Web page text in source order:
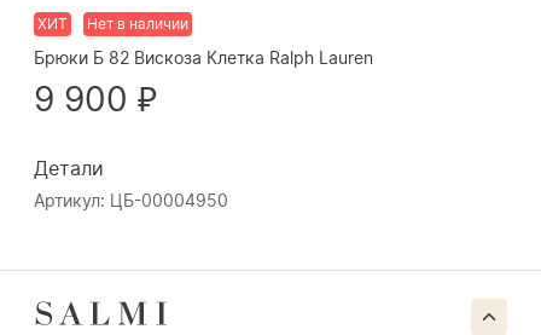
ХИТ Нет в наличии
Брюки Б 82 Вискоза Клетка Ralph Lauren
9 900 ₽
Детали
Артикул: ЦБ-00004950